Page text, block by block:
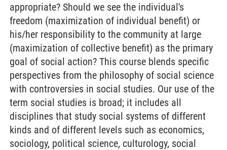
appropriate? Should we see the individual's
freedom (maximization of individual benefit) or
his/her responsibility to the community at large
(maximization of collective benefit) as the primary
goal of social action? This course blends specific
perspectives from the philosophy of social science
with controversies in social studies. Our use of the
term social studies is broad; it includes all
disciplines that study social systems of different
kinds and of different levels such as economics,
sociology, political science, culturology, social